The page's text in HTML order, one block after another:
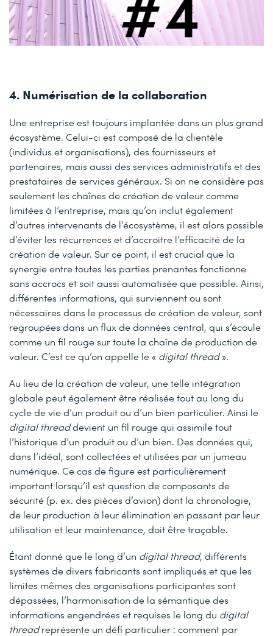
4. Numérisation de la collaboration
Une entreprise est toujours implantée dans un plus grand
écosystème. Celui-ci est composé de la clientèle
(individus et organisations), des fournisseurs et
partenaires, mais aussi des services administratifs et des
prestataires de services généraux. Si on ne considère pas
seulement les chaînes de création de valeur comme
limitées à l’entreprise, mais qu’on inclut également
d’autres intervenants de l’écosystème, il est alors possible
d’éviter les récurrences et d’accroitre l’efficacité de la
création de valeur. Sur ce point, il est crucial que la
synergie entre toutes les parties prenantes fonctionne
sans accrocs et soit aussi automatisée que possible. Ainsi,
différentes informations, qui surviennent ou sont
nécessaires dans le processus de création de valeur, sont
regroupées dans un flux de données central, qui s’écoule
comme un fil rouge sur toute la chaîne de production de
valeur. C’est ce qu’on appelle le « digital thread».
Au lieu de la création de valeur, une telle intégration
globale peut également être réalisée tout au long du
cycle de vie d’un produit ou d’un bien particulier. Ainsi le
digital threaddevient un fil rouge qui assimile tout
l’historique d’un produit ou d’un bien. Des données qui,
dans l’idéal, sont collectées et utilisées par un jumeau
numérique. Ce cas de figure est particulièrement
important lorsqu’il est question de composants de
sécurité (p. ex. des pièces d’avion) dont la chronologie,
de leur production à leur élimination en passant par leur
utilisation et leur maintenance, doit être traçable.
Étant donné que le long d’un digital thread, différents
systèmes de divers fabricants sont impliqués et que les
limites mêmes des organisations participantes sont
dépassées, l’harmonisation de la sémantique des
informations engendrées et requises le long du digital
threadreprésente un défi particulier : comment par